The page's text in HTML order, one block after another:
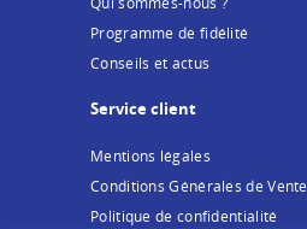
Programme de fidélité
Conseils et actus
Service client
Mentions légales
Conditions Générales de Vente
Politique de confidentialité